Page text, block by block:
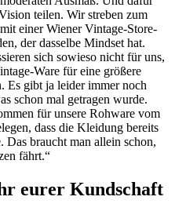
teilen. Wir streben zum
einer Wiener Vintage-Store-
der dasselbe Mindset hat.
sich sowieso nicht für uns,
Ware für eine größere
Es gibt ja leider immer noch
schon mal getragen wurde.
für unsere Rohware vom
dass die Kleidung bereits
Das braucht man allein schon,
fährt.“
eurer Kundschaft